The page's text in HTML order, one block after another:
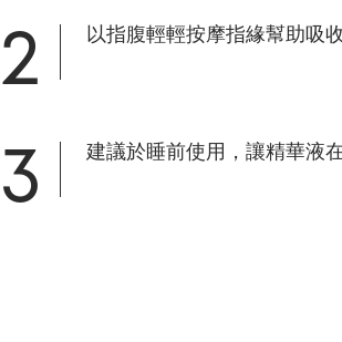
2 以指腹輕輕按摩指緣幫助吸收
3 建議於睡前使用，讓精華液